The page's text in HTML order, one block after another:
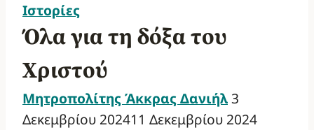
Ιστορίες
Όλα για τη δόξα του
Χριστού
Μητροπολίτης Άκκρας Δανιήλ3
Δεκεμβρίου 202411 Δεκεμβρίου 2024